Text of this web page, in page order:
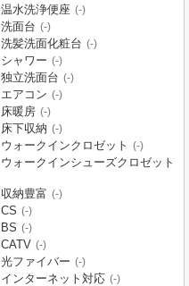
温水洗浄便座 (-)
洗面台 (-)
洗髪洗面化粧台 (-)
シャワー (-)
独立洗面台 (-)
エアコン (-)
床暖房 (-)
床下収納 (-)
ウォークインクロゼット (-)
ウォークインシューズクロゼット
収納豊富 (-)
CS (-)
BS (-)
CATV (-)
光ファイバー (-)
インターネット対応 (-)